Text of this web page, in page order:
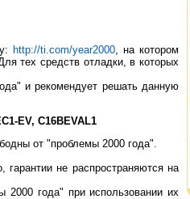
http://ti.com/year2000, на котором
тех средств отладки, в которых
и рекомендует решать данную
EV, C16BEVAL1
от "проблемы 2000 года".
не распространяются на
года" при использовании их